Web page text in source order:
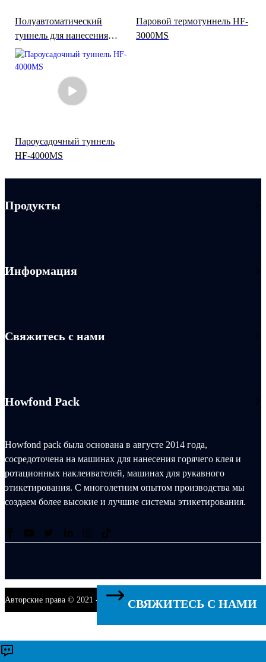
Полуавтоматический
туннель для нанесения
рукавных этикеток
Паровой термотуннель HF-
3000MS
Пароусадочный туннель
HF-4000MS
Продукты
Информация
Свяжитесь с нами
Howfond Pack
Howfond pack была основана в августе 2014 года,
сосредоточена на машинах для нанесения горячего клея и
ротационных наклеивателей, машинах для рукавного
этикетирования. С многолетним опытом производства мы
создаем более высокие и лучшие системы этикетирования.
Авторские права © 2021 - 2027 Singoo. Все права защищены.
СВЯЖИТЕСЬ С НАМИ